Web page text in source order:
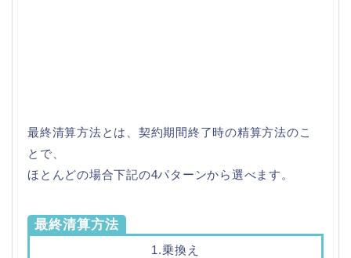
最終清算方法とは、契約期間終了時の精算方法のこ
とで、
ほとんどの場合下記の4パターンから選べます。
最終清算方法
1.乗換え